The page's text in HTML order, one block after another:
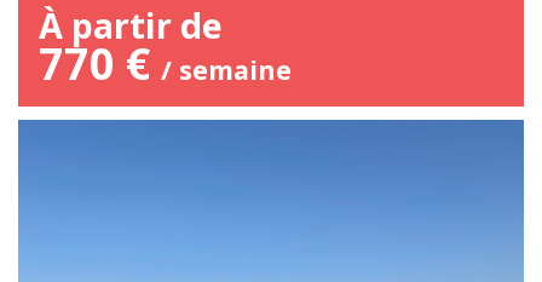
À partir de
770 € / semaine